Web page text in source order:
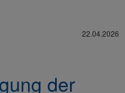
22.04.2026
der